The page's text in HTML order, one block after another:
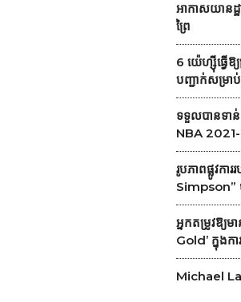
អាកាសយានដ្
ព្រៃ
6 យ៉េហ្ស៊ីធ្វើ
បញ្ជាក់សម្រា
ទទួលបានទា
NBA
រូបភាពផ្លូវក
អ្នកតម្រូវឱ្
Gold’ ក្នុងក
Michael